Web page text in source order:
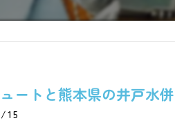
ートと熊本県の井戸水
15